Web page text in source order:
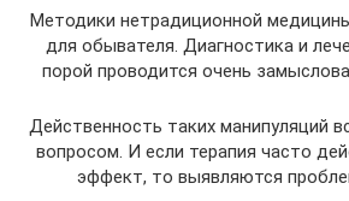
Методики нетрадиционной
для обывателя. Диагностика и
порой проводится очень
Действенность таких манипуляций
вопросом. И если терапия часто
эффект, то выявляются